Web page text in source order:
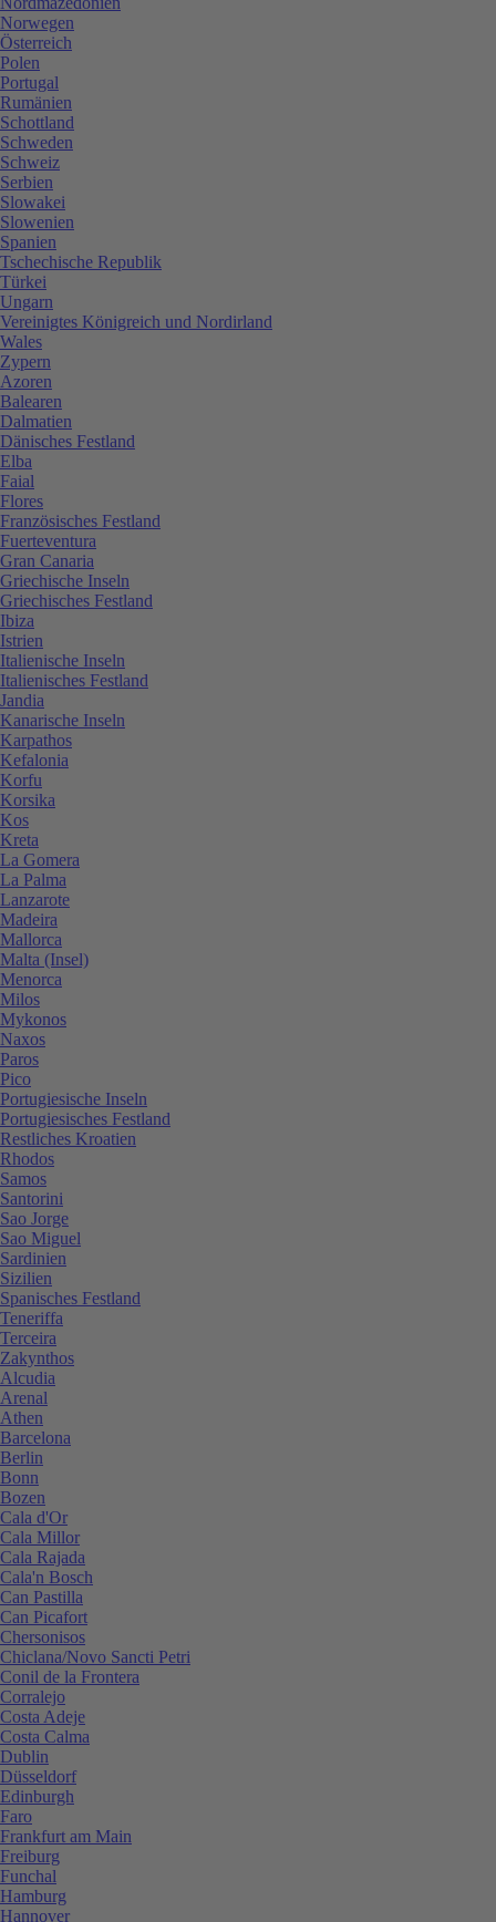
Norwegen
Österreich
Polen
Portugal
Rumänien
Schottland
Schweden
Schweiz
Serbien
Slowakei
Slowenien
Spanien
Tschechische Republik
Türkei
Ungarn
Vereinigtes Königreich und Nordirland
Wales
Zypern
Azoren
Balearen
Dalmatien
Dänisches Festland
Elba
Faial
Flores
Französisches Festland
Fuerteventura
Gran Canaria
Griechische Inseln
Griechisches Festland
Ibiza
Istrien
Italienische Inseln
Italienisches Festland
Jandia
Kanarische Inseln
Karpathos
Kefalonia
Korfu
Korsika
Kos
Kreta
La Gomera
La Palma
Lanzarote
Madeira
Mallorca
Malta (Insel)
Menorca
Milos
Mykonos
Naxos
Paros
Pico
Portugiesische Inseln
Portugiesisches Festland
Restliches Kroatien
Rhodos
Samos
Santorini
Sao Jorge
Sao Miguel
Sardinien
Sizilien
Spanisches Festland
Teneriffa
Terceira
Zakynthos
Alcudia
Arenal
Athen
Barcelona
Berlin
Bonn
Bozen
Cala d'Or
Cala Millor
Cala Rajada
Cala'n Bosch
Can Pastilla
Can Picafort
Chersonisos
Chiclana/Novo Sancti Petri
Conil de la Frontera
Corralejo
Costa Adeje
Costa Calma
Dublin
Düsseldorf
Edinburgh
Faro
Frankfurt am Main
Freiburg
Funchal
Hamburg
Hannover